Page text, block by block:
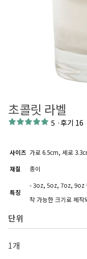
초콜릿 라벨
5 ·후기 16
사이즈 가로 6.5cm, 세로
재질
종이
특징
- 3oz, 5oz, 7oz, 9oz
착 가능한 크기로 제작
단위
1개